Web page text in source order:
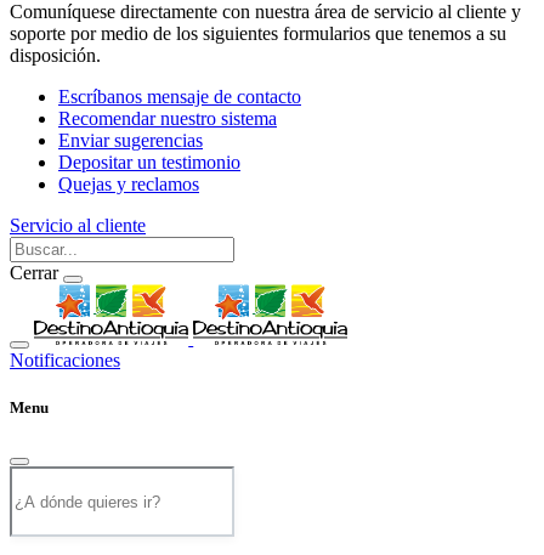
Comuníquese directamente con nuestra área de servicio al cliente y
soporte por medio de los siguientes formularios que tenemos a su
disposición.
Escríbanos mensaje de contacto
Recomendar nuestro sistema
Enviar sugerencias
Depositar un testimonio
Quejas y reclamos
Servicio al cliente
Cerrar
Notificaciones
Menu